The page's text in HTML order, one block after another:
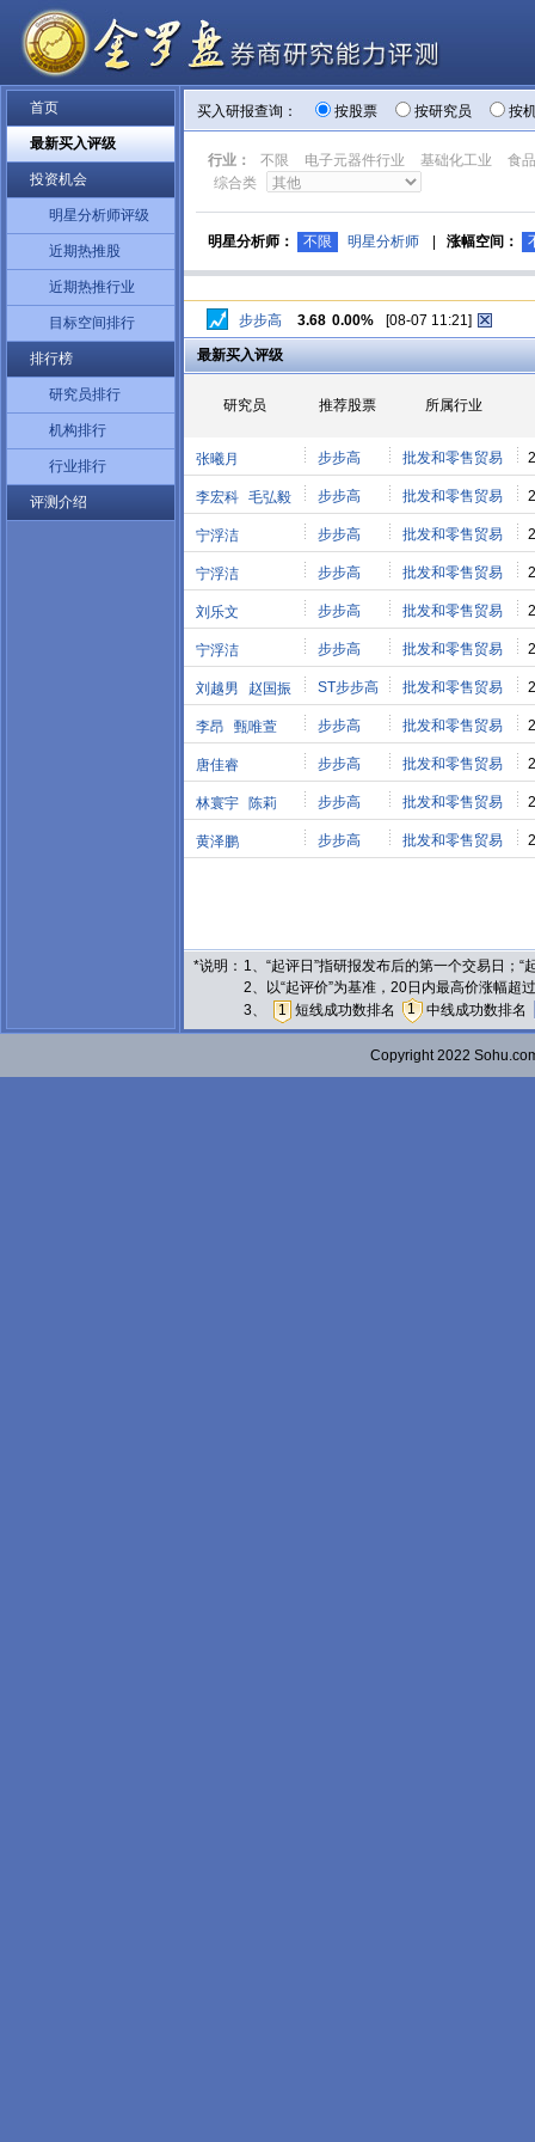
首页
最新买入评级
投资机会
明星分析师评级
近期热推股
近期热推行业
目标空间排行
排行榜
研究员排行
机构排行
行业排行
评测介绍
买入研报查询： 按股票 按研究员 按
行业： 不限 电子元器件行业 基础化工业
食
综合类
明星分析师： 不限 明星分析师 涨幅空间：
步步高 3.68 0.00% [08-07 11:21]
最新买入评级
研究员 推荐股票 所属行业
张曦月 步步高 批发和零售贸易
李宏科 毛弘毅 步步高 批发和零售贸易
宁浮洁 步步高 批发和零售贸易
宁浮洁 步步高 批发和零售贸易
刘乐文 步步高 批发和零售贸易
宁浮洁 步步高 批发和零售贸易
刘越男 赵国振 ST步步高 批发和零售贸易
李昂 甄唯萱 步步高 批发和零售贸易
唐佳睿 步步高 批发和零售贸易
林寰宇 陈莉 步步高 批发和零售贸易
黄泽鹏 步步高 批发和零售贸易
*说明： 1、“起评日”指研报发布后的第一个交易日；
2、以“起评价”为基准，20日内最高价涨幅
3、
1 短线成功数排名 1 中线成功数排名
Copyright 2022